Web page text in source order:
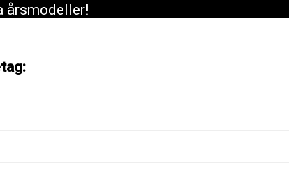
årsmodeller!